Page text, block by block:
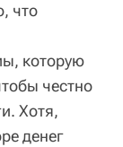
что
которую
честно
Хотя,
денег